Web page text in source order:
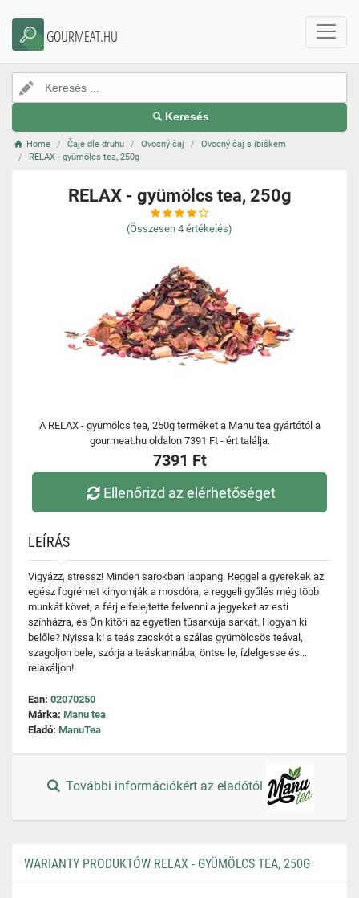
GOURMEAT.HU
Keresés
Home Čaje dle druhu Ovocný čaj
Ovocný čaj s ibiškem
RELAX - gyümölcs tea, 250g
RELAX - gyümölcs tea, 250g
(Összesen 4 értékelés)
A RELAX - gyümölcs tea, 250g terméket a Manu tea gyártótól a
gourmeat.hu oldalon 7391 Ft - ért találja.
7391 Ft
Ellenőrizd az elérhetőséget
LEÍRÁS
Vigyázz, stressz! Minden sarokban lappang. Reggel a gyerekek az
egész fogrémet kinyomják a mosdóra, a reggeli gyűlés még több
munkát követ, a férj elfelejtette felvenni a jegyeket az esti
színházra, és Ön kitöri az egyetlen tűsarkúja sarkát. Hogyan ki
belőle? Nyissa ki a teás zacskót a szálas gyümölcsös teával,
szagoljon bele, szórja a teáskannába, öntse le, ízlelgesse és...
relaxáljon!
Ean: 02070250
Márka: Manu tea
Eladó: ManuTea
További információkért az eladótól
WARIANTY PRODUKTÓW RELAX - GYÜMÖLCS TEA, 250G